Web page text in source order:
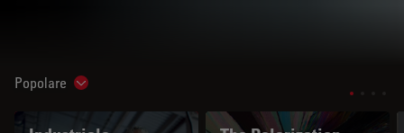
Popolare Show subnavigation